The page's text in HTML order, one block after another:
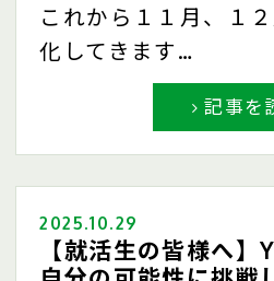
これから１１月、１
化してきます…
記事を
2025.10.29
【就活生の皆様へ】